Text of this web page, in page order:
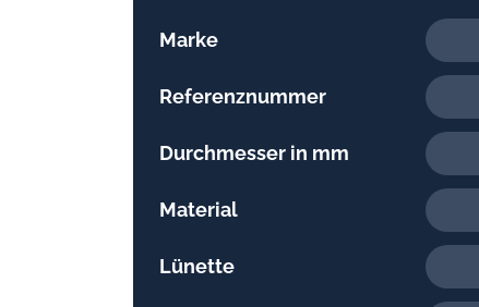
Marke
Referenznummer
Durchmesser in mm
Material
Lünette